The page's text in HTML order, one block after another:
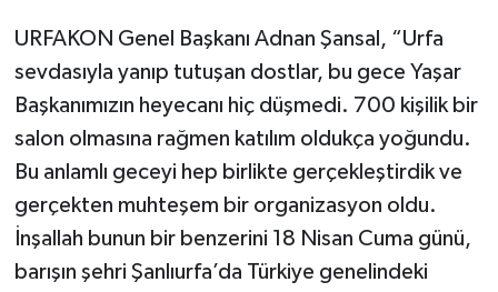
URFAKON Genel Başkanı Adnan Şansal, “Urfa
sevdasıyla yanıp tutuşan dostlar, bu gece Yaşar
Başkanımızın heyecanı hiç düşmedi. 700 kişilik bir
salon olmasına rağmen katılım oldukça yoğundu.
Bu anlamlı geceyi hep birlikte gerçekleştirdik ve
gerçekten muhteşem bir organizasyon oldu.
İnşallah bunun bir benzerini 18 Nisan Cuma günü,
barışın şehri Şanlıurfa’da Türkiye genelindeki